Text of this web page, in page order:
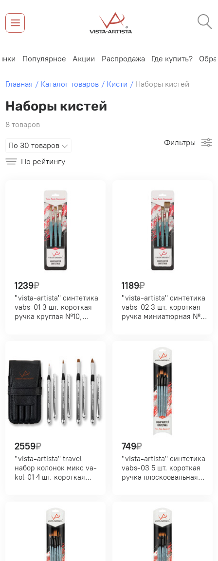
Популярное Акции Распродажа Где купить?
Главная Каталог товаров Кисти Наборы кистей
Наборы кистей
8 товаров
По рейтингу
По 30 товаров Фильтры
1239₽
"vista-artista" синтетика
vabs-01 3 шт. короткая
ручка круглая №10,
1189₽
"vista-artista" синтетика
vabs-02 3 шт. короткая
ручка миниатюрная №0,
2559₽
"vista-artista" travel
набор колонок микс va-
kol-01 4 шт. короткая
749₽
"vista-artista" синтетика
vabs-03 5 шт. короткая
ручка плоскоовальная
круглая №8, плоская